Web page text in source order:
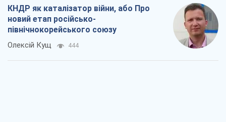
КНДР як каталізатор війни, або Про
новий етап російсько-
північнокорейського союзу
Олексій Кущ 444